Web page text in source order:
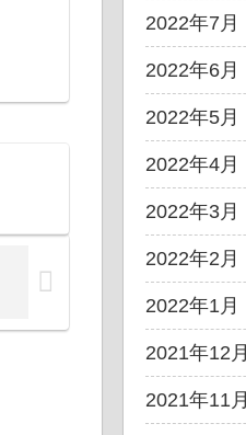
2022年7月
2022年6月
2022年5月
2022年4月
2022年3月
2022年2月
2022年1月
2021年12月
2021年11月